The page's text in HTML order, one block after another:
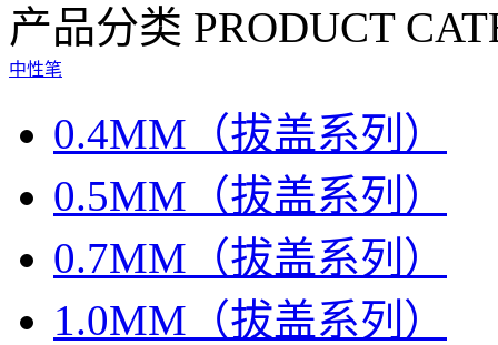
产品分类 PRODUCT
中性笔
0.4MM（拔盖系列）
0.5MM（拔盖系列）
0.7MM（拔盖系列）
1.0MM（拔盖系列）